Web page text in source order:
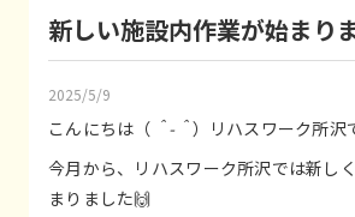
新しい施設内作業が始まり
2025/5/9
こんにちは（ ＾-＾）リハスワーク所沢
今月から、リハスワーク所沢では新し
まりました🙌